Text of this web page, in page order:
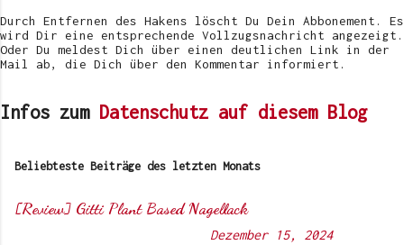
e
n
Durch Entfernen des Hakens löscht Du Dein Abbonement. Es
wird Dir eine entsprechende Vollzugsnachricht angezeigt.
Oder Du meldest Dich über einen deutlichen Link in der
Mail ab, die Dich über den Kommentar informiert.
Infos zum Datenschutz auf diesem Blog
Beliebteste Beiträge des letzten Monats
[Review] Gitti Plant Based Nagellack
Dezember 15, 2024